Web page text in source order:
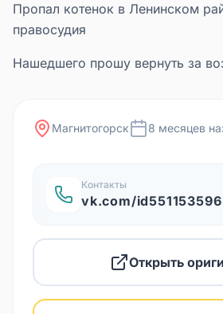
Пропал котенок в Ленинском
правосудия
Нашедшего прошу вернуть за
Магнитогорск 8 месяцев
Контакты
vk.com/id551153596
Открыть